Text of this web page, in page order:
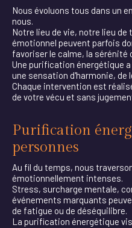
Nous évoluons tous dans un
nous.
Notre lieu de vie, notre lieu
émotionnel peuvent parfois
favoriser le calme, la sérénité
Une purification énergétique
une sensation d'harmonie, de
Chaque intervention est
de votre vécu et sans
Purification
personnes
Au fil du temps, nous
émotionnellement intenses.
Stress, surcharge mentale,
événements marquants
de fatigue ou de déséquilibre.
La purification énergétique